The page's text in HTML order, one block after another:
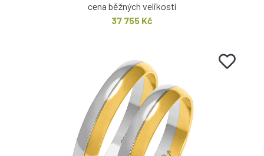
cena běžných velikostí
37 755 Kč